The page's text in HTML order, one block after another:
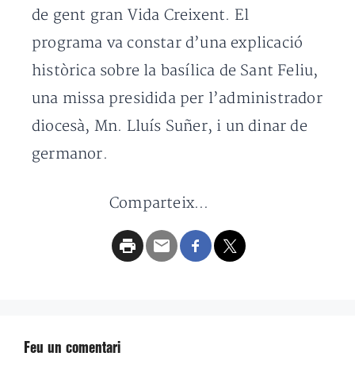
de gent gran Vida Creixent. El
programa va constar d’una explicació
històrica sobre la basílica de Sant Feliu,
una missa presidida per l’administrador
diocesà, Mn. Lluís Suñer, i un dinar de
germanor.
Comparteix...
Feu un comentari